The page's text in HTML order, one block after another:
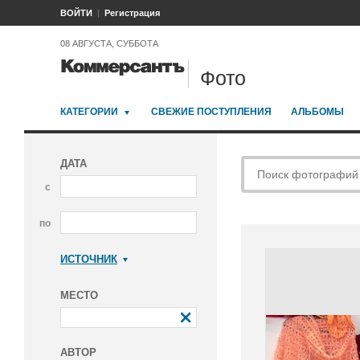
ВОЙТИ Регистрация
08 АВГУСТА, СУББОТА
Фото
КАТЕГОРИИ СВЕЖИЕ ПОСТУПЛЕНИЯ АЛЬБОМЫ
ДАТА
с
по
ИСТОЧНИК
МЕСТО
АВТОР